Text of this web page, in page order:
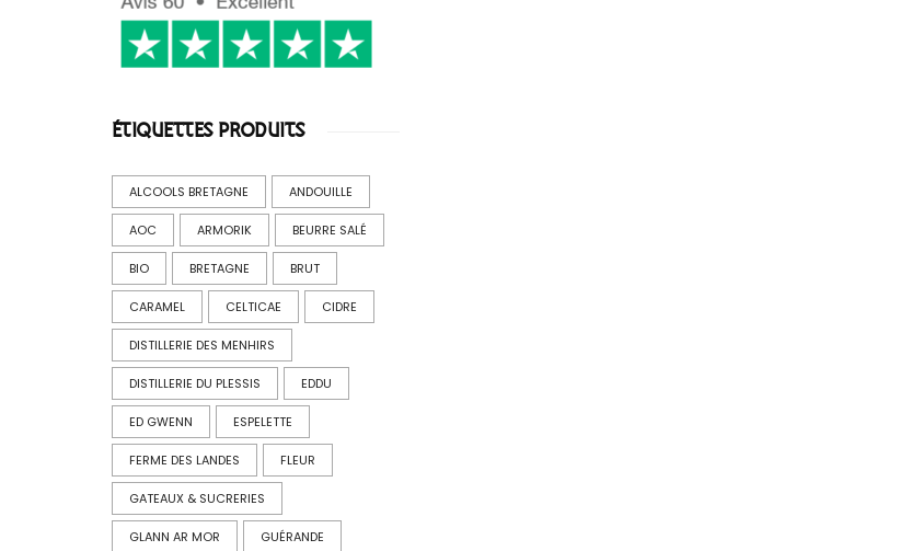
ÉTIQUETTES PRODUITS
ALCOOLS BRETAGNE ANDOUILLE
AOC ARMORIK BEURRE SALÉ
BIO BRETAGNE BRUT
CARAMEL CELTICAE CIDRE
DISTILLERIE DES MENHIRS
DISTILLERIE DU PLESSIS EDDU
ED GWENN ESPELETTE
FERME DES LANDES FLEUR
GATEAUX & SUCRERIES
GLANN AR MOR GUÉRANDE